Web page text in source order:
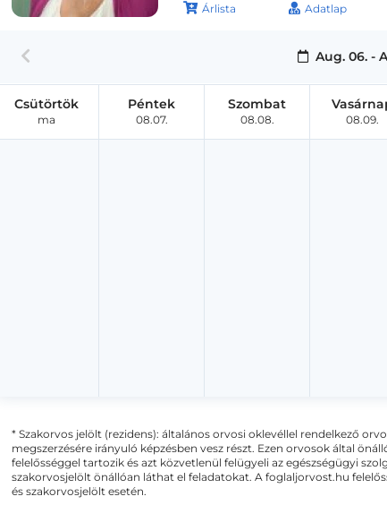
Árlista Adatlap
Aug. 06. -
Csütörtök
ma
Péntek
08.07.
Szombat
08.08. 08.09.
* Szakorvos jelölt (rezidens): általános orvosi oklevéllel rendelkező
megszerzésére irányuló képzésben vesz részt. Ezen orvosok által
felelősséggel tartozik és azt közvetlenül felügyeli az egészségügyi
szakorvosjelölt önállóan láthat el feladatokat. A foglaljorvost.hu
és szakorvosjelölt esetén.